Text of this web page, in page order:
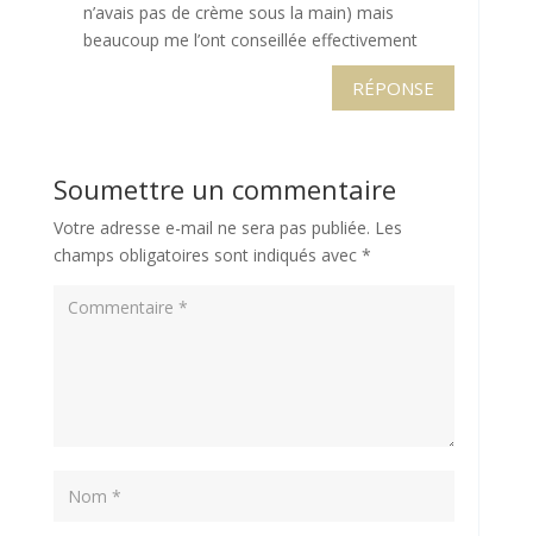
n’avais pas de crème sous la main) mais
beaucoup me l’ont conseillée effectivement
RÉPONSE
Soumettre un commentaire
Votre adresse e-mail ne sera pas publiée. Les
champs obligatoires sont indiqués avec *